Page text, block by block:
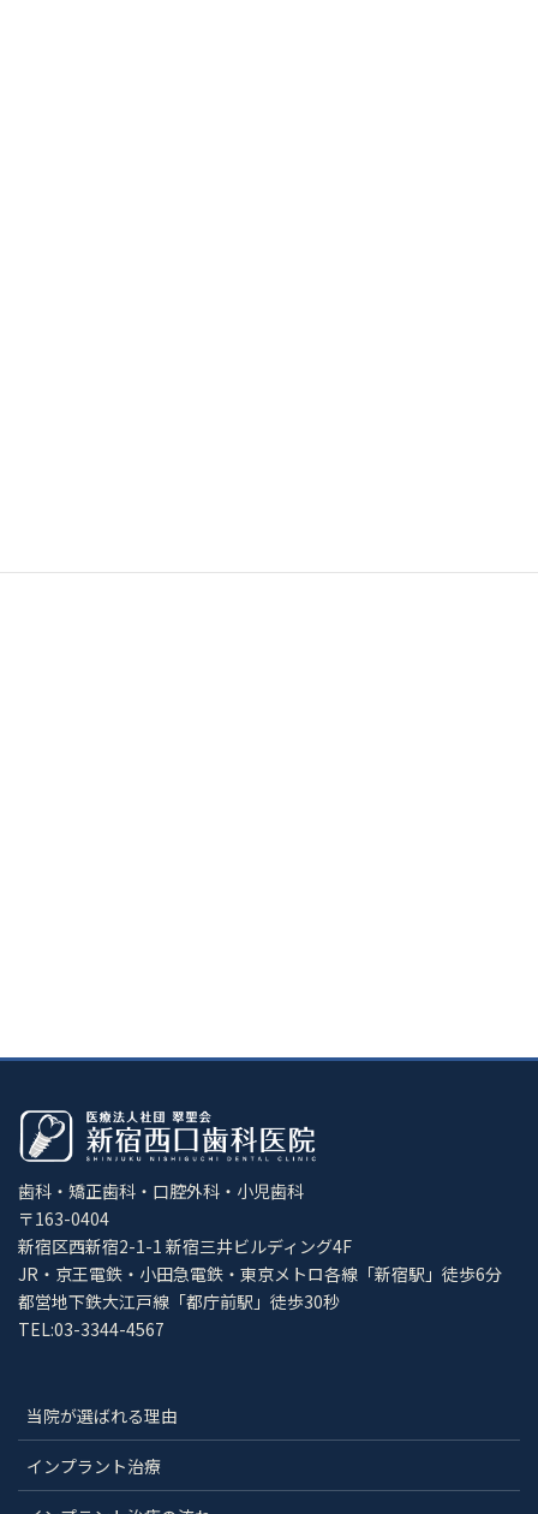
歯科・矯正歯科・口腔外科・小児歯科
〒163-0404
新宿区西新宿2-1-1 新宿三井ビルディング4F
JR・京王電鉄・小田急電鉄・東京メトロ各線「新宿駅」徒歩6分
都営地下鉄大江戸線「都庁前駅」徒歩30秒
TEL:03-3344-4567
当院が選ばれる理由
インプラント治療